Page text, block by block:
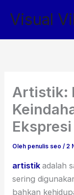
Visual
Artistik:
Oleh penulis seo/ 2
artistikadalah
sering
bahkan